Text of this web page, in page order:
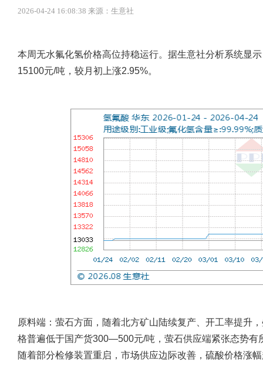
2026-04-24 16:08:38 来源：生意社
本周无水氟化氢价格高位持稳运行。据生意社分析系统显
15100元/吨，较月初上涨2.95%。
原料端：萤石方面，随着北方矿山陆续复产、开工率提升
格普遍低于国产货300—500元/吨，萤石供应端紧张态势有
随着部分检修装置重启，市场供应边际改善，硫酸价格涨